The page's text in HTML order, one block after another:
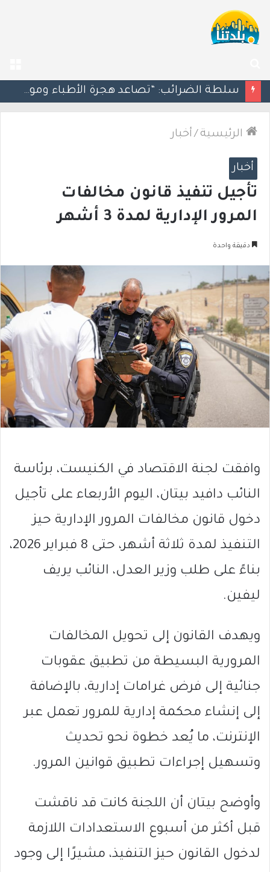
عن
مسؤول إسرائيلي: الحكومة اللبنانية وافقت على وجود الجيش الإسرائيلي داخل أراضيها
الرئيسية / أخبار
أخبار
تأجيل تنفيذ قانون مخالفات
المرور الإدارية لمدة 3 أشهر
دقيقة واحدة
وافقت لجنة الاقتصاد في الكنيست، برئاسة
النائب دافيد بيتان، اليوم الأربعاء على تأجيل
دخول قانون مخالفات المرور الإدارية حيز
التنفيذ لمدة ثلاثة أشهر، حتى 8 فبراير 2026،
بناءً على طلب وزير العدل، النائب يريف
ليفين.
ويهدف القانون إلى تحويل المخالفات
المرورية البسيطة من تطبيق عقوبات
جنائية إلى فرض غرامات إدارية، بالإضافة
إلى إنشاء محكمة إدارية للمرور تعمل عبر
الإنترنت، ما يُعد خطوة نحو تحديث
وتسهيل إجراءات تطبيق قوانين المرور.
وأوضح بيتان أن اللجنة كانت قد ناقشت
قبل أكثر من أسبوع الاستعدادات اللازمة
لدخول القانون حيز التنفيذ، مشيرًا إلى وجود